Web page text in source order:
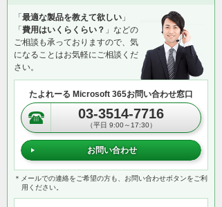
「最適な製品を教えて欲しい 」
「費用はいくらくらい？ 」などの
ご相談も承っておりますので、気
になることはお気軽にご相談くだ
さい。
たよれーる Microsoft 365お問い合わせ窓口
03-3514-7716
（平日 9:00～17:30）
お問い合わせ
＊メールでの連絡をご希望の方も、お問い合わせボタンをご利
用ください。